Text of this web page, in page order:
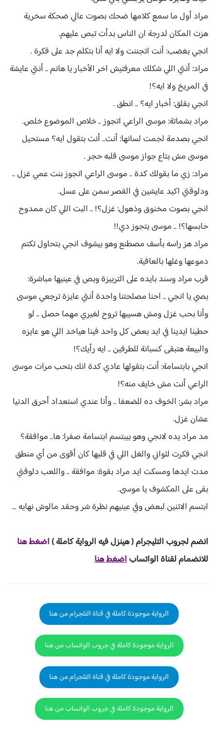
مراد أول ما سمع كلامها ضحك بصوت عالي ضحكة سخرية
هزت المكان لدرجة ان الناس بدأت تبص عليهم.
انجي بغضب: أنت اتجننت ولا ايه أنا بتكلم جد على فكرة .
مراد: أنتي اللي شكلك معرفتيش اخر الأخبار يا هانم .. أنتي عايشة
في المريخ ولا ايه؟!
انجي بقلق: أخبار ايه؟ .. انطق .
مراد بشماتة: موسى الراعي اتجوز .. خلاص الموضوع خلص.
انجي بصدمة لجمت لسانها: أنت.. أنت بتقول ايه؟ مستحيل
موسى مش بتاع جواز موسى قلبه حجر .
مراد: زي ما بقولك كدة .. موسى الراعي اتجوز بنت عمي غزل ..
ودلوقتي اكيد عايشين في القصر سمن على عسل.
انجي بصوت مخنوق وذهول: غزل؟! .. البت اللي كان ممدوح
حابسها؟! .. موسى يتجوز دي!!
مراد هز راسه بأسف مصطنع وهو بيشوف انجي بتحاول تكتم
دموعها وغلها بالعافية.
قرب مراد وسند بايده على التربيزة وبص في عينيها مباشرة:
بصي يا انجي .. احنا مصلحتنا واحدة أنتي عايزة ترجعي موسى
وأنا بحب غزل ومش هسيبها تروح لغيري مهما حصل .. لو
حطينا ايدينا في ايد بعض كل واحد فينا هياخد اللي هو عايزه
والبيعة هتبقى كسبانة للطرفين .. ايه رأيك؟!
انجي بابتسامة: أنت بتقولها عادي كدة انك بتحب مرات موسى
الراعي أنت مش خايف منه؟!
مراد بشر: الخوف ده للضعفا .. وأنا عندي استعداد أحرق الدنيا
عشان غزل.
مد مراد يده لانجي وهو بيبتسم ابتسامة صفرا: ها.. موافقة؟
انجي فكرت لثواني والغل اللي في قلبها كان أقوى من أي منطق
مدت ايدها ومسكت ايد مراد بقوة: موافقة .. واللعب دلوقتي
بقى على المكشوف يا موسى.
ابتسم الاتنين لبعض وفي عينيهم نظرة شر وحقد مالوش نهايه ...
انضم لجروب التليجرام ( هينزل فيه الرواية كاملة ) اضغط هنا
للانضمام لقناة الواتساباضغط هنا
الرواية موجودة كاملة في قناة التلجرام من هنا
الرواية موجودة كاملة في جروب الواتساب من هنا
الرواية موجودة كاملة في قناة التلجرام من هنا
الرواية موجودة كاملة في جروب الواتساب من هنا